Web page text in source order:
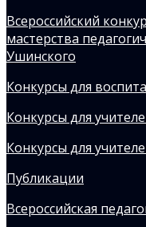
Всероссийский
мастерства
Ушинского
Конкурсы для
Конкурсы для
Конкурсы для
Публикации
Всероссийская